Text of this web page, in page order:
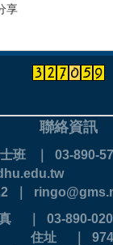
享
聯絡資訊
班 ｜ 03-890-
｜
03-
住址 ｜ 974